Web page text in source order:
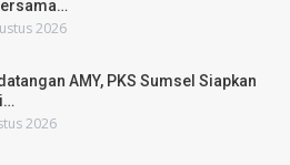
2026
AMY, PKS Sumsel Siapkan
2026